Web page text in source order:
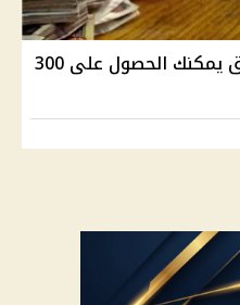
بصورة البطاقة وإيصال مرافق يمكنك الحصول على 300